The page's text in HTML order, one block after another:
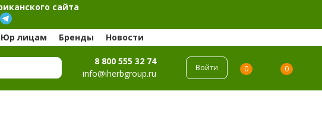
сайта
Юр лицам Бренды Новости
8 800 555 32 74
info@iherbgroup.ru
Войти 0 0